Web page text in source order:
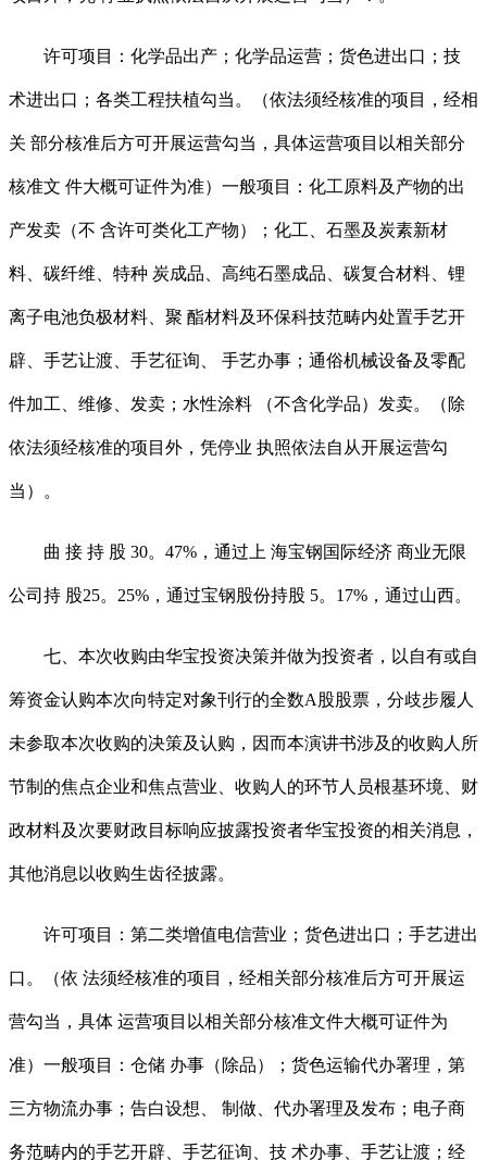
许可项目：化学品出产；化学品运营；货色进出口；技
术进出口；各类工程扶植勾当。（依法须经核准的项目，经相
关 部分核准后方可开展运营勾当，具体运营项目以相关部分
核准文 件大概可证件为准）一般项目：化工原料及产物的出
产发卖（不 含许可类化工产物）；化工、石墨及炭素新材
料、碳纤维、特种 炭成品、高纯石墨成品、碳复合材料、锂
离子电池负极材料、聚 酯材料及环保科技范畴内处置手艺开
辟、手艺让渡、手艺征询、 手艺办事；通俗机械设备及零配
件加工、维修、发卖；水性涂料 （不含化学品）发卖。（除
依法须经核准的项目外，凭停业 执照依法自从开展运营勾
当）。
曲 接 持 股 30。47%，通过上 海宝钢国际经济 商业无限
公司持 股25。25%，通过宝钢股份持股 5。17%，通过山西。
七、本次收购由华宝投资决策并做为投资者，以自有或自
筹资金认购本次向特定对象刊行的全数A股股票，分歧步履人
未参取本次收购的决策及认购，因而本演讲书涉及的收购人所
节制的焦点企业和焦点营业、收购人的环节人员根基环境、财
政材料及次要财政目标响应披露投资者华宝投资的相关消息，
其他消息以收购生齿径披露。
许可项目：第二类增值电信营业；货色进出口；手艺进出
口。（依 法须经核准的项目，经相关部分核准后方可开展运
营勾当，具体 运营项目以相关部分核准文件大概可证件为
准）一般项目：仓储 办事（除品）；货色运输代办署理，第
三方物流办事；告白设想、 制做、代办署理及发布；电子商
务范畴内的手艺开辟、手艺征询、技 术办事、手艺让渡；经